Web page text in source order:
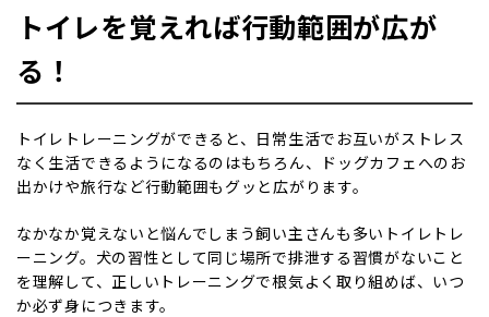
トイレを覚えれば行動範囲が広が
る！
トイレトレーニングができると、日常生活でお互いがストレス
なく生活できるようになるのはもちろん、ドッグカフェへのお
出かけや旅行など行動範囲もグッと広がります。
なかなか覚えないと悩んでしまう飼い主さんも多いトイレトレ
ーニング。犬の習性として同じ場所で排泄する習慣がないこと
を理解して、正しいトレーニングで根気よく取り組めば、いつ
か必ず身につきます。